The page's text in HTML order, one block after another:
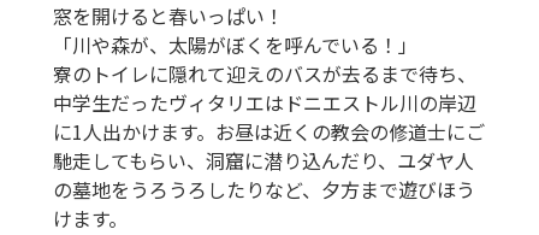
窓を開けると春いっぱい！
「川や森が、太陽がぼくを呼んでいる！」
寮のトイレに隠れて迎えのバスが去るまで待ち、
中学生だったヴィタリエはドニエストル川の岸辺
に1人出かけます。お昼は近くの教会の修道士にご
馳走してもらい、洞窟に潜り込んだり、ユダヤ人
の墓地をうろうろしたりなど、夕方まで遊びほう
けます。